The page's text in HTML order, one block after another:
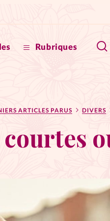
Rubriques
ARTICLES PARUS DIVERS